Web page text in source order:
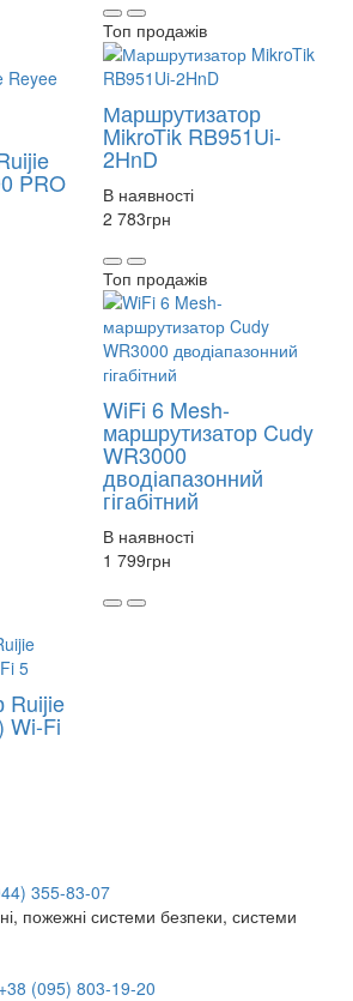
PRO
Топ продажів
Маршрутизатор
MikroTik RB951Ui-
2HnD
В наявності
2 783грн
Топ продажів
WiFi 6 Mesh-
маршрутизатор Cudy
WR3000
дводіапазонний
гігабітний
В наявності
1 799грн
Ruijie
Wi-Fi
355-83-07
+38 (095) 803-19-20